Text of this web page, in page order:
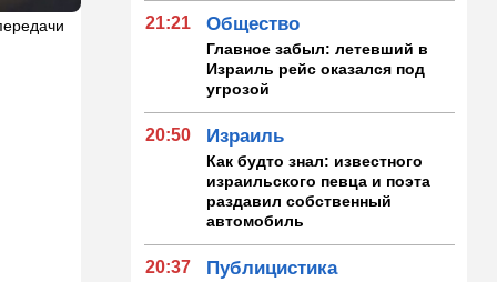
21:21 Общество
Главное забыл: летевший в
Израиль рейс оказался под
угрозой
20:50 Израиль
Как будто знал: известного
израильского певца и поэта
раздавил собственный
автомобиль
20:37 Публицистика